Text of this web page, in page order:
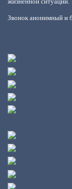
Звонок анонимный и